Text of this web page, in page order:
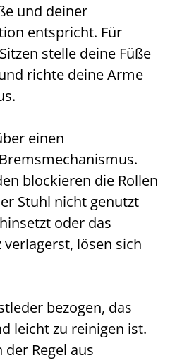
und deiner
entspricht. Für
stelle deine Füße
richte deine Arme
einen
blockieren die Rollen
Stuhl nicht genutzt
oder das
lösen sich
bezogen, das
leicht zu reinigen ist.
Regel aus